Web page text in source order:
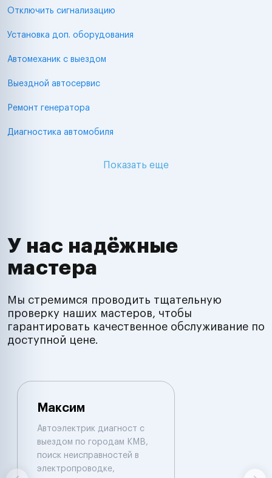
Отключить сигнализацию
Установка доп. оборудования
Автомеханик с выездом
Выездной автосервис
Ремонт генератора
Диагностика автомобиля
Показать еще
У нас надёжные
мастера
Мы стремимся проводить тщательную
проверку наших мастеров, чтобы
гарантировать качественное обслуживание по
доступной цене.
Максим
Автоэлектрик диагност с
выездом по городам КМВ,
поиск неисправностей в
электропроводке,